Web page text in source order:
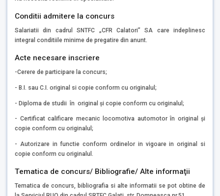
Conditii admitere la concurs
Salariatii din cadrul SNTFC „CFR Calatori” SA care indeplinesc
integral conditiile minime de pregatire din anunt.
Acte necesare inscriere
-Cerere de participare la concurs;
- B.I. sau C.I. original si copie conform cu originalul;
- Diploma de studii în original şi copie conform cu originalul;
- Certificat calificare mecanic locomotiva automotor în original şi
copie conform cu originalul;
- Autorizare in functie conform ordinelor in vigoare in original si
copie conform cu originalul.
Tematica de concurs/ Bibliografie/ Alte informaţii
Tematica de concurs, bibliografia si alte informatii se pot obtine de